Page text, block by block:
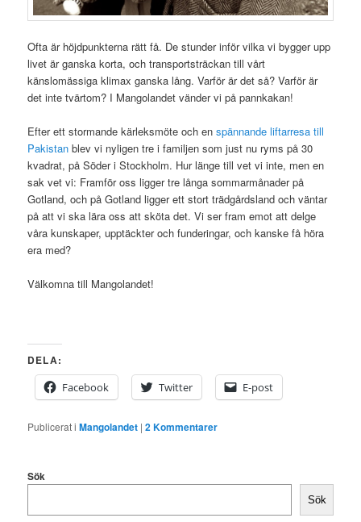
Ofta är höjdpunkterna rätt få. De stunder inför vilka vi bygger upp
livet är ganska korta, och transportsträckan till vårt
känslomässiga klimax ganska lång. Varför är det så? Varför är
det inte tvärtom? I Mangolandet vänder vi på pannkakan!
Efter ett stormande kärleksmöte och enspännande liftarresa till
Pakistan blev vi nyligen tre i familjen som just nu ryms på 30
kvadrat, på Söder i Stockholm. Hur länge till vet vi inte, men en
sak vet vi: Framför oss ligger tre långa sommarmånader på
Gotland, och på Gotland ligger ett stort trädgårdsland och väntar
på att vi ska lära oss att sköta det. Vi ser fram emot att delge
våra kunskaper, upptäckter och funderingar, och kanske få höra
era med?
Välkomna till Mangolandet!
DELA:
Facebook
Twitter E-post
Publicerat i Mangolandet |2Kommentarer
Sök
Sök